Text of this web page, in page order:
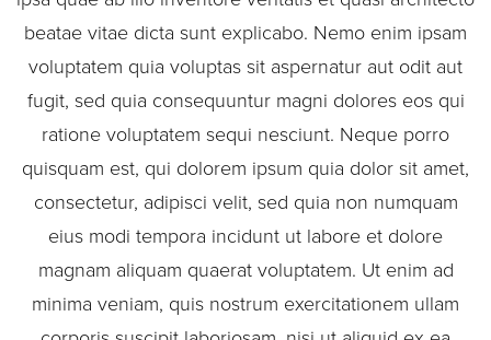
beatae vitae dicta sunt explicabo. Nemo enim ipsam
voluptatem quia voluptas sit aspernatur aut odit aut
fugit, sed quia consequuntur magni dolores eos qui
ratione voluptatem sequi nesciunt. Neque porro
quisquam est, qui dolorem ipsum quia dolor sit amet,
consectetur, adipisci velit, sed quia non numquam
eius modi tempora incidunt ut labore et dolore
magnam aliquam quaerat voluptatem. Ut enim ad
minima veniam, quis nostrum exercitationem ullam